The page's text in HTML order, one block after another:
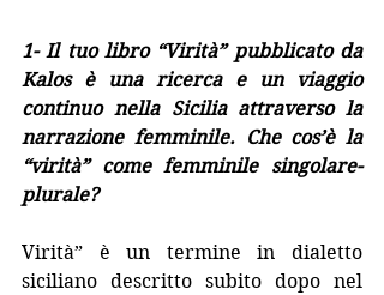
1- Il tuo libro “Virità” pubblicato da
Kalos è una ricerca e un viaggio
continuo nella Sicilia attraverso la
narrazione femminile. Che cos’è la
“virità” come femminile singolare-
plurale?
Virità” è un termine in dialetto
siciliano descritto subito dopo nel